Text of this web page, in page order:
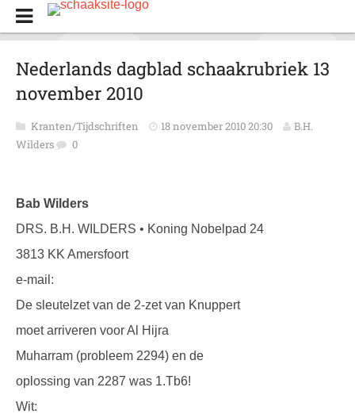
Nederlands dagblad schaakrubriek 13
november 2010
Kranten/Tijdschriften 18 november 2010 20:30
B.H.
Wilders
0
Bab Wilders
DRS. B.H. WILDERS • Koning Nobelpad 24
3813 KK Amersfoort
e-mail:
De sleutelzet van de 2-zet van Knuppert
moet arriveren voor Al Hijra
Muharram (probleem 2294) en de
oplossing van 2287 was 1.Tb6!
Wit: